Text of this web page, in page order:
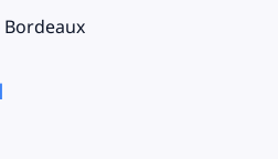
Bordeaux